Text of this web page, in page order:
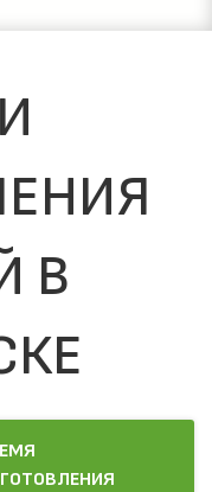
В